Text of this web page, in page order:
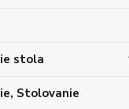
stola
Stolovanie